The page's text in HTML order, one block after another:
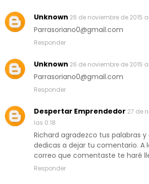
Unknown 26 de noviembre de 2015
Parrasoriano0@gmail.com
Responder
Unknown 26 de noviembre de 2015 a
Parrasoriano0@gmail.com
Responder
Despertar Emprendedor 27 de
las 0:18
Richard agradezco tus palabras
dedicas a dejar tu comentario. A
correo que comentaste te haré
Responder